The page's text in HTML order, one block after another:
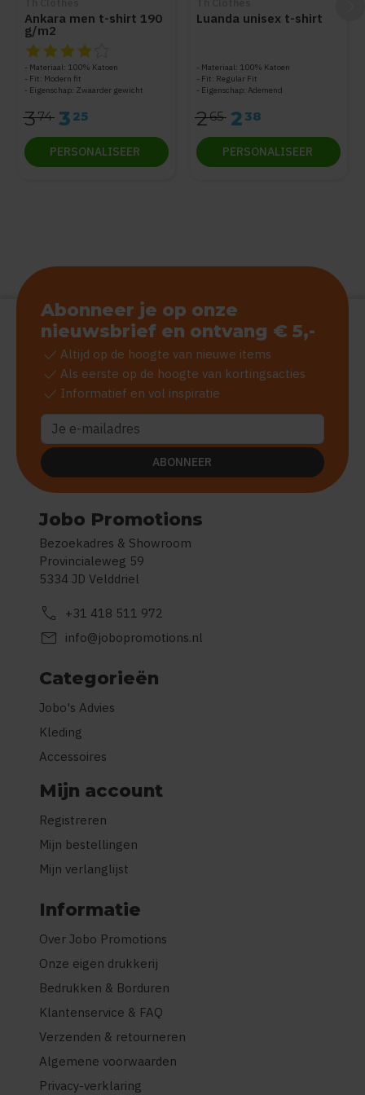
Ankara men t-shirt 190
g/m2
De beoordeling van dit product is
Materiaal: 100% Katoen
Fit: Modern fit
Eigenschap: Zwaarder gewicht
374 3 25
PERSONALISEER
Luanda unisex t-shirt
Materiaal: 100% Katoen
Fit: Regular Fit
Eigenschap: Ademend
265 2 38
PERSONALISEER
Jobo Promotions
Bezoekadres & Showroom
Provincialeweg 59
5334 JD Velddriel
call +31 418 511 972
mail info@jobopromotions.nl
Categorieën
Jobo's Advies
Kleding
Accessoires
Mijn account
Registreren
Mijn bestellingen
Mijn verlanglijst
Informatie
Over Jobo Promotions
Onze eigen drukkerij
Bedrukken & Borduren
Klantenservice & FAQ
Verzenden & retourneren
Algemene voorwaarden
Privacy-verklaring
Abonneer je op onze
nieuwsbrief en ontvang € 5,-
check Altijd op de hoogte van nieuwe items
check Als eerste op de hoogte van kortingsacties
check Informatief en vol inspiratie
ABONNEER